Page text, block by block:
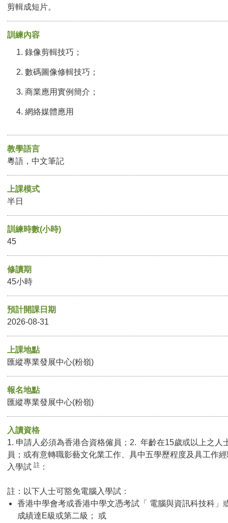
剪輯成短片。
訓練內容
錄像剪輯技巧；
數碼圖像修輯技巧；
商業應用實例簡介；
網絡媒體應用
教學語言
粵語，中文筆記
上課模式
半日
訓練時數(小時)
45
修讀期
45小時
預計開課日期
2026-08-31
上課地點
匯縱專業發展中心(粉嶺)
報名地點
匯縱專業發展中心(粉嶺)
入讀資格
1. 申請人必須為香港合資格僱員；2. 年齡在15歲或以上之人
員；或有意轉職影藝文化業工作、具中五學歷程度及具工作
入學試 註 ：
註：以下人士可豁免電腦入學試：
香港中學會考或香港中學文憑考試「 電腦與資訊科技科」
成績達E級或第二級； 或